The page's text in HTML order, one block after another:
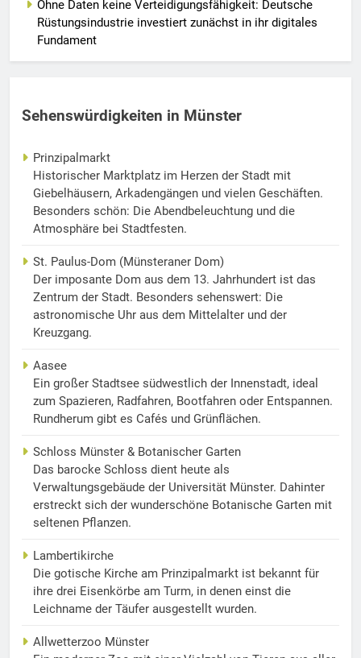
Ohne Daten keine Verteidigungsfähigkeit: Deutsche
Rüstungsindustrie investiert zunächst in ihr digitales
Fundament
Sehenswürdigkeiten in Münster
Prinzipalmarkt
Historischer Marktplatz im Herzen der Stadt mit
Giebelhäusern, Arkadengängen und vielen Geschäften.
Besonders schön: Die Abendbeleuchtung und die
Atmosphäre bei Stadtfesten.
St. Paulus-Dom (Münsteraner Dom)
Der imposante Dom aus dem 13. Jahrhundert ist das
Zentrum der Stadt. Besonders sehenswert: Die
astronomische Uhr aus dem Mittelalter und der
Kreuzgang.
Aasee
Ein großer Stadtsee südwestlich der Innenstadt, ideal
zum Spazieren, Radfahren, Bootfahren oder Entspannen.
Rundherum gibt es Cafés und Grünflächen.
Schloss Münster & Botanischer Garten
Das barocke Schloss dient heute als
Verwaltungsgebäude der Universität Münster. Dahinter
erstreckt sich der wunderschöne Botanische Garten mit
seltenen Pflanzen.
Lambertikirche
Die gotische Kirche am Prinzipalmarkt ist bekannt für
ihre drei Eisenkörbe am Turm, in denen einst die
Leichname der Täufer ausgestellt wurden.
Allwetterzoo Münster